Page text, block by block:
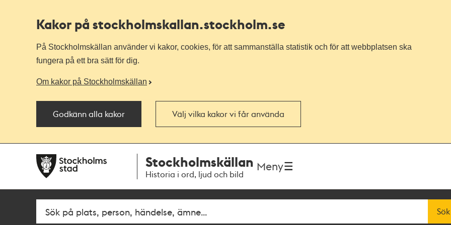
Kakor på stockholmskallan.stockholm.se
På Stockholmskällan använder vi kakor, cookies, för att sammanställa statistik och för att webbplatsen ska
fungera på ett bra sätt för dig.
Om kakor på Stockholmskällan
Godkänn alla kakor Välj vilka kakor vi får använda
navigationen
huvudinnehållet
Stockholmskällan
Historia i ord, ljud och bild
Meny
Fritextsök Sök